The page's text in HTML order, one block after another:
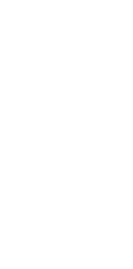
রহমানের,গ্যাস সঙ্কট